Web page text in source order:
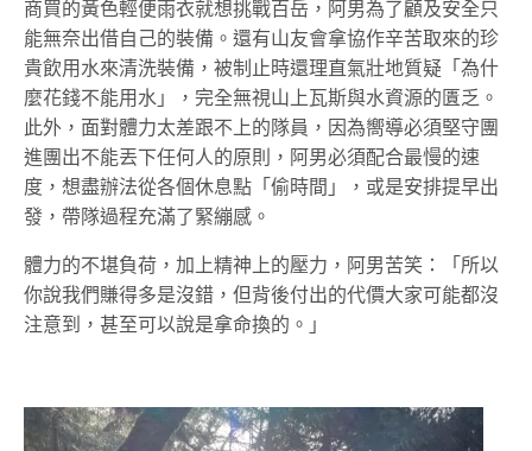
商買的黃色輕便雨衣就想挑戰百岳，阿男為了顧及安全只
能無奈出借自己的裝備。還有山友會拿協作辛苦取來的珍
貴飲用水來清洗裝備，被制止時還理直氣壯地質疑「為什
麼花錢不能用水」，完全無視山上瓦斯與水資源的匱乏。
此外，面對體力太差跟不上的隊員，因為嚮導必須堅守團
進團出不能丟下任何人的原則，阿男必須配合最慢的速
度，想盡辦法從各個休息點「偷時間」，或是安排提早出
發，帶隊過程充滿了緊繃感。
體力的不堪負荷，加上精神上的壓力，阿男苦笑：「所以
你說我們賺得多是沒錯，但背後付出的代價大家可能都沒
注意到，甚至可以說是拿命換的。」